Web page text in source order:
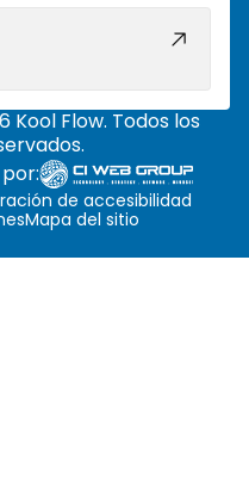
Kool Flow. Todos los
de accesibilidad
Mapa del sitio